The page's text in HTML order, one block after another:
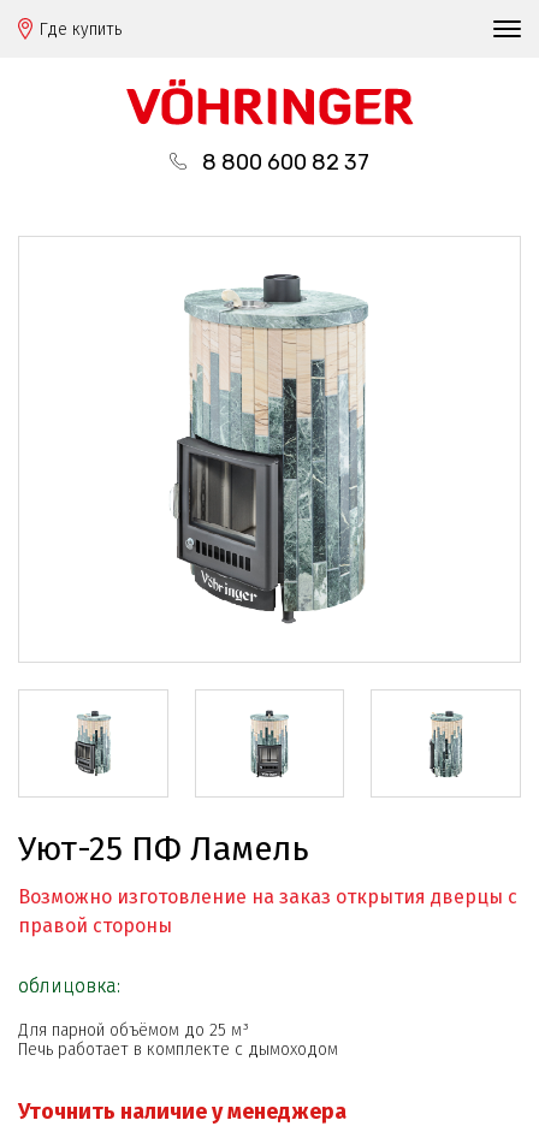
Где купить
8 800 600 82 37
Уют-25 ПФ Ламель
Возможно изготовление на заказ открытия дверцы с
правой стороны
облицовка:
Для парной объёмом до 25 м³
Печь работает в комплекте с дымоходом
Уточнить наличие у менеджера